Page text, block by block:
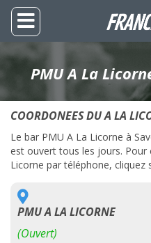
PMU A La
COORDONEES DU A LA
Le bar PMU A La Licorne à
est ouvert tous les jours. Pour
Licorne par téléphone, cliquez
PMU A LA LICORNE
(Ouvert)